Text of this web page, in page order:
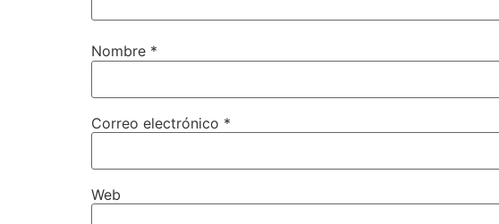
Nombre *
Correo electrónico *
Web